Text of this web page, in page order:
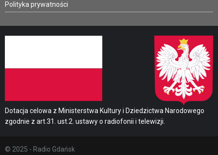
Polityka prywatności
Dotacja celowa z Ministerstwa Kultury i Dziedzictwa Narodowego
zgodnie z art.31. ust.2. ustawy o radiofonii i telewizji.
© 2025 - Radio Gdańsk